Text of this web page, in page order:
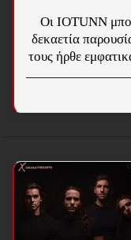
Οι IOTUNN
δεκαετία
τους ήρθε